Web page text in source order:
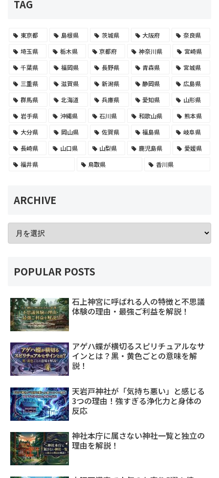
TAG
東京都 島根県 茨城県 大阪府
奈良県
埼玉県
栃木県 京都府 神奈川県
宮崎県
千葉県
福岡県 長野県 青森県
宮城県
三重県
滋賀県 新潟県 静岡県
広島県
群馬県
北海道 兵庫県 愛知県
山形県
岩手県
沖縄県 石川県 和歌山県
熊本県
大分県
岡山県 佐賀県 福島県
岐阜県
長崎県
山口県 山梨県 鹿児島県
愛媛県
福井県
鳥取県 香川県
ARCHIVE
POPULAR POSTS
石上神宮に呼ばれる人の特徴と不思議
体験の理由・最強ご利益を解説！
アゲハ蝶が横切るスピリチュアルなサ
インとは？黒・黄色ごとの意味を解
説！
天岩戸神社が「気持ち悪い」と感じる
3つの理由！強すぎる浄化力と身体の
反応
神社本庁に属さない神社一覧と独立の
理由を解説！